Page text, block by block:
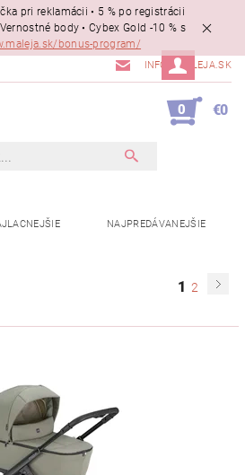
pri reklamácii • 5 % po registrácii
body • Cybex Gold -10 % s
bonus-program/
INFO@MALEJA.SK
0 €0
NAJPREDÁVANEJŠIE
1 2